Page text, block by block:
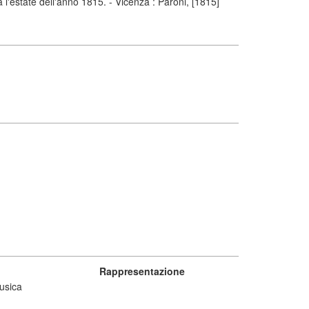
Rappresentazione